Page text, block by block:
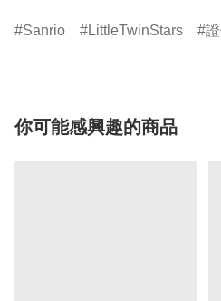
Sanrio LittleTwinStars
你可能感興趣的商品